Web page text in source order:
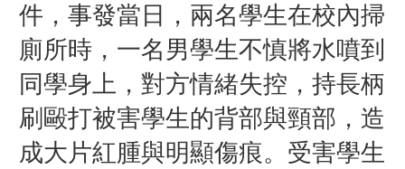
件，事發當日，兩名學生在校內掃
廁所時，一名男學生不慎將水噴到
同學身上，對方情緒失控，持長柄
刷毆打被害學生的背部與頸部， 造
成大片紅腫與明顯傷痕。 受害學生